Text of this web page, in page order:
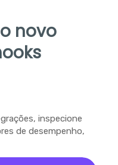
novo
inspecione
de desempenho,